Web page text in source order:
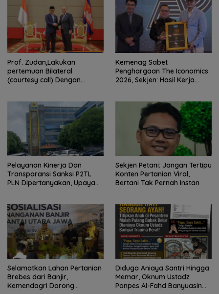
Prof. Zudan,Lakukan
pertemuan Bilateral
(courtesy call) Dengan
Siapkan Indonesia Jadi Pusat
Kolaborasi ASN ASEAN
Kemenag Sabet
Penghargaan The Iconomics
2026, Sekjen: Hasil Kerja
Pelayanan Kinerja Dan
Transparansi Sanksi P2TL
PLN Dipertanyakan, Upaya
Sekjen Petani: Jangan Tertipu
Konten Pertanian Viral,
Bertani Tak Pernah Instan
Selamatkan Lahan Pertanian
Brebes dari Banjir,
Kemendagri Dorong
Diduga Aniaya Santri Hingga
Memar, Oknum Ustadz
Ponpes Al-Fahd Banyuasin